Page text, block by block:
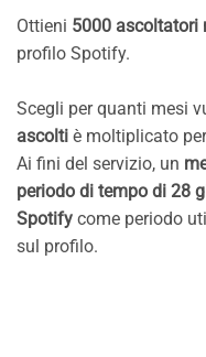
Ottieni 5000 ascoltatori
profilo Spotify.
Scegli per quanti mesi
ascolti è moltiplicato
Ai fini del servizio, un
periodo di tempo di 28
Spotify come periodo
sul profilo.